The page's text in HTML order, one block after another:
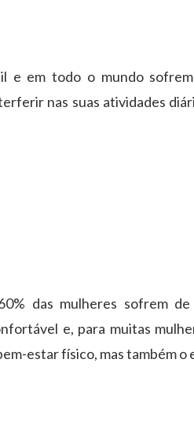
e em todo o mundo
nas suas atividades
das mulheres sofrem
e, para muitas
estar físico, mas também o